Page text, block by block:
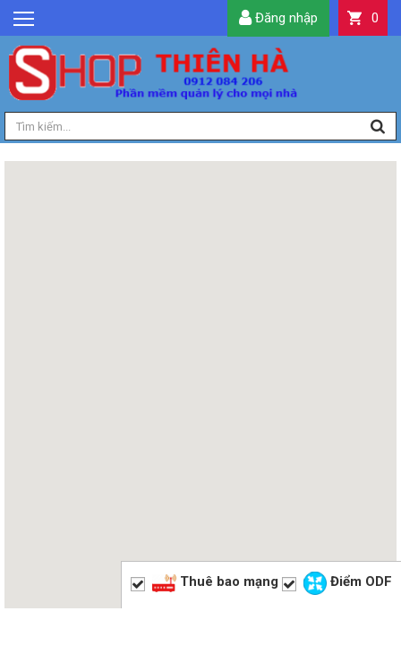
GIỚI THIỆU
TIN TỨC
SẢN PHẨM
DỊCH VỤ
0
Đăng nhập
Thuê bao mạng Điểm ODF